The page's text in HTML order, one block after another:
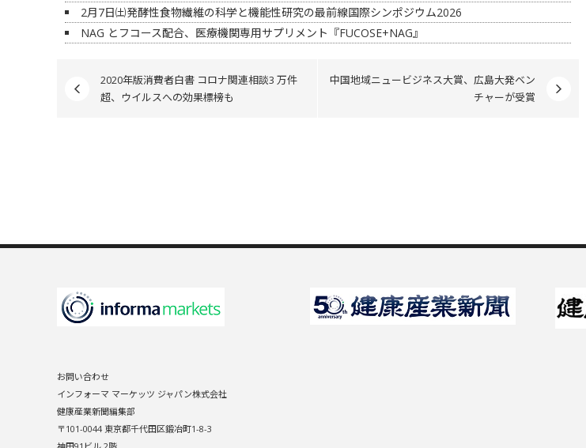
2月7日㈯発酵性食物繊維の科学と機能性研究の最前線国際シンポジウム2026
NAG とフコース配合、医療機関専用サプリメント『FUCOSE+NAG』
2020年版消費者白書 コロナ関連相談3 万件
超、ウイルスへの効果標榜も
中国地域ニュービジネス大賞、広島大発ベン
チャーが受賞
お問い合わせ
インフォーマ マーケッツ ジャパン株式会社
健康産業新聞編集部
〒101-0044 東京都千代田区鍛冶町1-8-3